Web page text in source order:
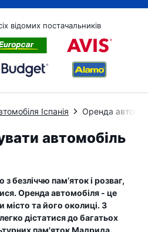
відомих постачальників
Іспанія Оренда
автомобіль
безліччю пам’яток і розваг,
Оренда автомобіля - це
місто та його околиці. З
дістатися до багатьох
пам'яток Мадрида.